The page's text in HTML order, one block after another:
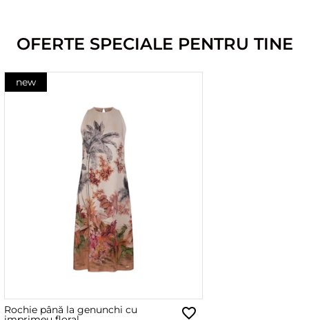
OFERTE SPECIALE PENTRU TINE
new
Rochie până la genunchi cu